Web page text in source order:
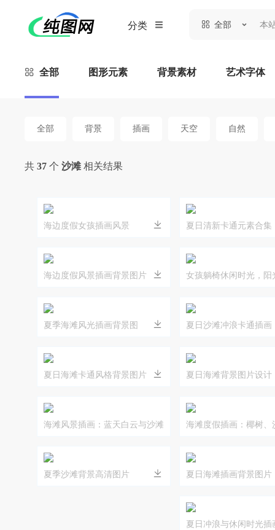
分类 全部
全部 图形元素 背景素材 艺术字体
全部 背景 插画 天空 自然
共 37 个 沙滩 相关结果
海边度假女孩插画风景
海边度假风景插画背景图片
夏季海滩风光插画背景图
夏日海滩卡通风格背景图片
海滩风景插画：蓝天白云与沙滩
夏季沙滩背景高清图片
夏日清新卡通元素合集
女孩躺椅休闲时光，阳
夏日沙滩冲浪卡通插画
夏日海滩背景图片设计
海滩度假插画：椰树、
夏日海滩插画背景图片
夏日冲浪与休闲时光插